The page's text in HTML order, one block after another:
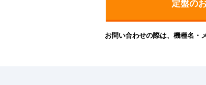
お問い合わせの際は、機種名・